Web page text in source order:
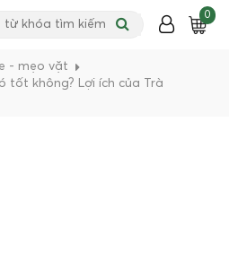
0
- mẹo vặt
tốt không? Lợi ích của Trà